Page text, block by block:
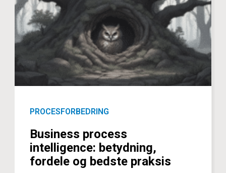
PROCESFORBEDRING
Business process
intelligence: betydning,
fordele og bedste praksis